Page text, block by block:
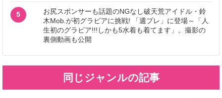
5
お尻スポンサーも話題のNGなし破天荒アイドル・鈴
木Mob.が初グラビアに挑戦! 「週プレ」に登場～「人
生初のグラビア!!!しかも5水着も着てます」。撮影の
裏側動画も公開
同じジャンルの記事